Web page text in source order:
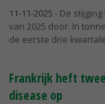
11-11-2025 - De
van 2025 door. In
de eerste drie
Frankrijk heft
disease op